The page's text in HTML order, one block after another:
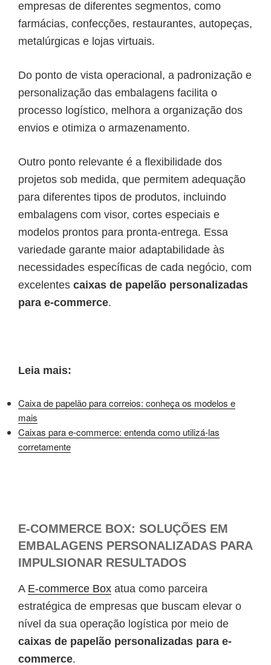
empresas de diferentes segmentos, como
farmácias, confecções, restaurantes, autopeças,
metalúrgicas e lojas virtuais.
Do ponto de vista operacional, a padronização e
personalização das embalagens facilita o
processo logístico, melhora a organização dos
envios e otimiza o armazenamento.
Outro ponto relevante é a flexibilidade dos
projetos sob medida, que permitem adequação
para diferentes tipos de produtos, incluindo
embalagens com visor, cortes especiais e
modelos prontos para pronta-entrega. Essa
variedade garante maior adaptabilidade às
necessidades específicas de cada negócio, com
excelentes caixas de papelão personalizadas
para e-commerce.
Leia mais:
Caixa de papelão para correios: conheça os modelos e
mais
Caixas para e-commerce: entenda como utilizá-las
corretamente
E-COMMERCE BOX: SOLUÇÕES EM
EMBALAGENS PERSONALIZADAS PARA
IMPULSIONAR RESULTADOS
A E-commerce Box atua como parceira
estratégica de empresas que buscam elevar o
nível da sua operação logística por meio de
caixas de papelão personalizadas para e-
commerce.